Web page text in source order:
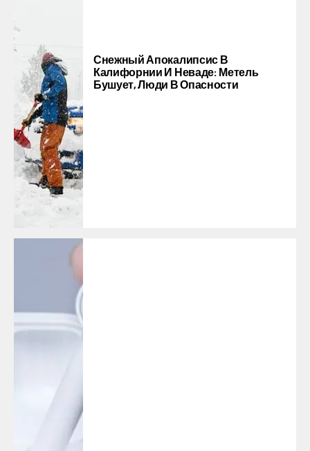
Снежный Апокалипсис В
Калифорнии И Неваде: Метель
Бушует, Люди В Опасности